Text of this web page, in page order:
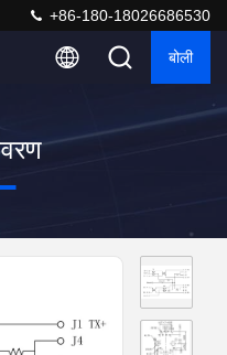
+86-180-18026686530
बोली